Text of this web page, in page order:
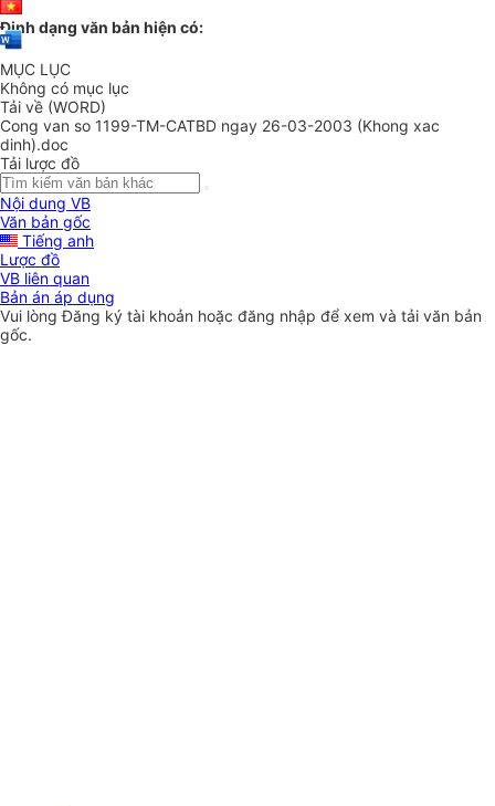
Định dạng văn bản hiện có:
MỤC LỤC
Không có mục lục
Tải về (WORD)
Cong van so 1199-TM-CATBD ngay 26-03-2003 (Khong xac
dinh).doc
Tải lược đồ
Nội dung VB
Văn bản gốc
Tiếng anh
Lược đồ
VB liên quan
Bản án áp dụng
Vui lòngĐăng ký tài khoản hoặc đăng nhập để xem và tải văn bản
gốc.